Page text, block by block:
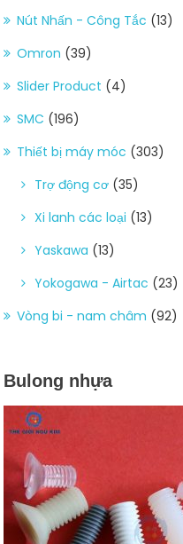
Nút Nhấn - Công Tắc (13)
Omron (39)
Slider Product (4)
SMC (196)
Thiết bị máy móc (303)
Trợ động cơ (35)
Xi lanh các loại (13)
Yaskawa (13)
Yokogawa - Airtac (23)
Vòng bi - nam châm (92)
Bulong nhựa